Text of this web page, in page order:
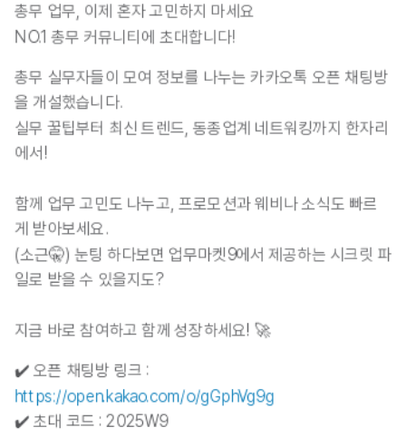
총무 업무, 이제 혼자 고민하지 마세요
NO.1 총무 커뮤니티에 초대합니다!
총무 실무자들이 모여 정보를 나누는 카카오톡 오픈 채팅방
을 개설했습니다.
실무 꿀팁부터 최신 트렌드, 동종업계 네트워킹까지 한자리
에서!
함께 업무 고민도 나누고, 프로모션과 웨비나 소식도 빠르
게 받아보세요.
(소근🤫) 눈팅 하다보면 업무마켓9에서 제공하는 시크릿 파
일로 받을 수 있을지도?
지금 바로 참여하고 함께 성장하세요! 🚀
https://open.kakao.com/o/gGphVg9g
✔️ 초대 코드 : 2025W9﻿